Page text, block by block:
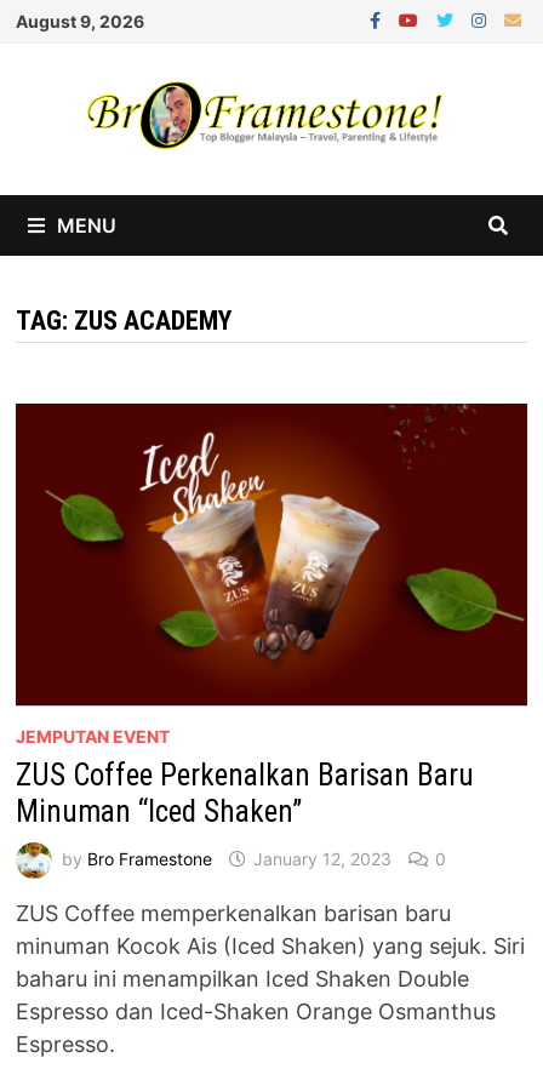
Skip
August 9, 2026
MENU
TAG: ZUS ACADEMY
JEMPUTAN EVENT
ZUS Coffee Perkenalkan Barisan Baru
Minuman “Iced Shaken”
by Bro Framestone January 12, 2023 0
ZUS Coffee memperkenalkan barisan baru
minuman Kocok Ais (Iced Shaken) yang sejuk. Siri
baharu ini menampilkan Iced Shaken Double
Espresso dan Iced-Shaken Orange Osmanthus
Espresso.